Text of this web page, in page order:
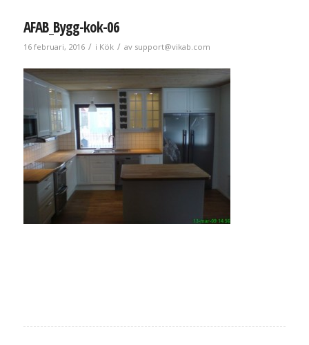
AFAB_Bygg-kok-06
16 februari, 2016 / i Kök / av support@vikab.com